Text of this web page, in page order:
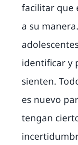
facilitar que
a su
identificar y
sienten.
es nuevo
tengan